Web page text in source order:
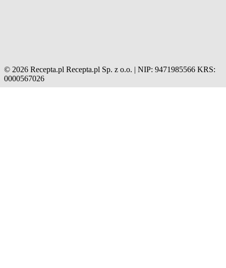
© 2026 Recepta.pl Recepta.pl Sp. z o.o. | NIP: 9471985566 KRS:
0000567026